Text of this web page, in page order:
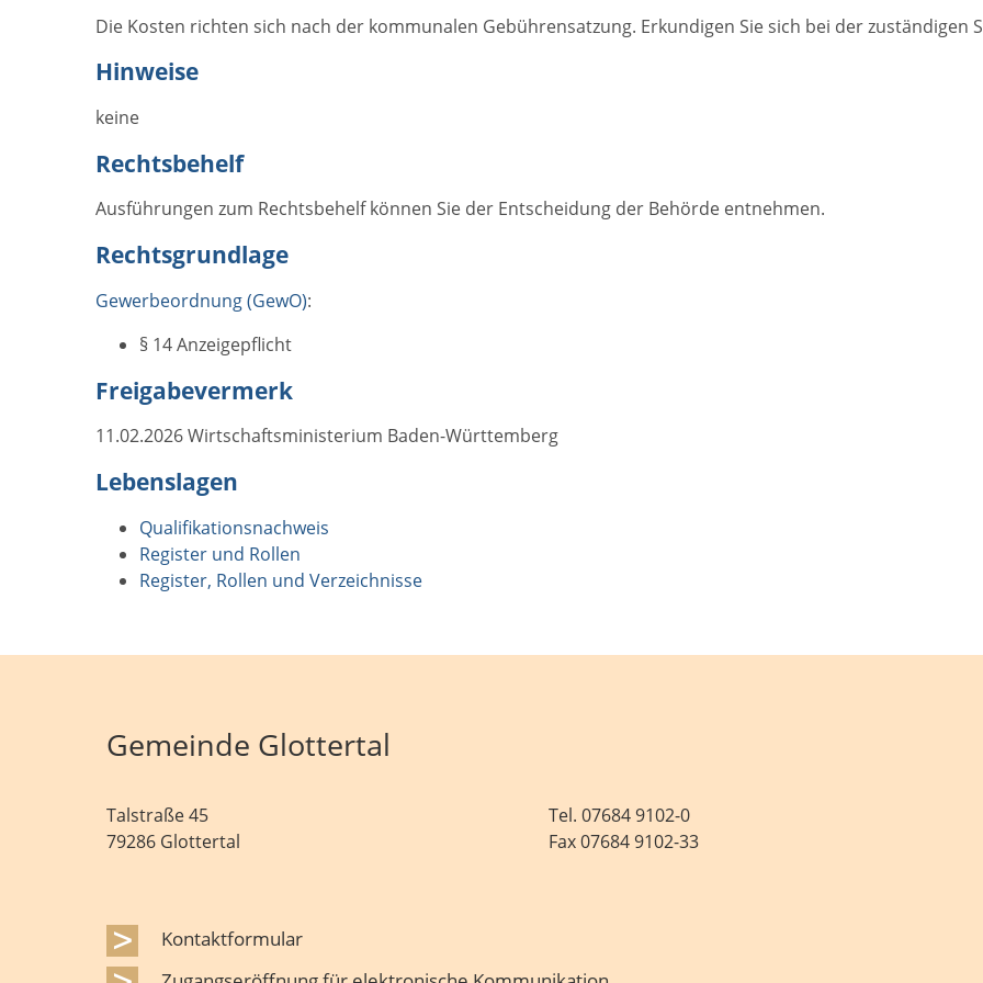
Die Kosten richten sich nach der kommunalen Gebührensatzung. Erkundigen Sie sich bei der zuständigen
Hinweise
keine
Rechtsbehelf
Ausführungen zum Rechtsbehelf können Sie der Entscheidung der Behörde entnehmen.
Rechtsgrundlage
Gewerbeordnung (GewO):
§ 14 Anzeigepflicht
Freigabevermerk
11.02.2026Wirtschaftsministerium Baden-Württemberg
Lebenslagen
Qualifikationsnachweis
Register und Rollen
Register, Rollen und Verzeichnisse
Gemeinde Glottertal
Talstraße 45
79286 Glottertal
Tel. 07684 9102-0
Fax 07684 9102-33
Kontaktformular